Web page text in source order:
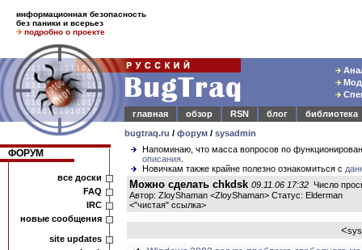
информационная безопасность
без паники и всерьез
подробно о проекте
главная
обзор RSN блог
библиотека
bugtraq.ru / форум / sysadmin
ФОРУМ
все доски
FAQ
IRC
новые сообщения
site updates
Напоминаю, что масса вопросов по
описания
Новичкам также крайне полезно ознакомиться с
Можно сделать chkdsk 09.11.06 17:32 Число
Автор: ZloyShaman <ZloyShaman> Статус: Elderman
<"чистая" ссылка>
<